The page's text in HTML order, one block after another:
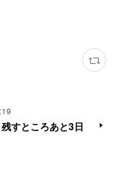
残すところあと3日